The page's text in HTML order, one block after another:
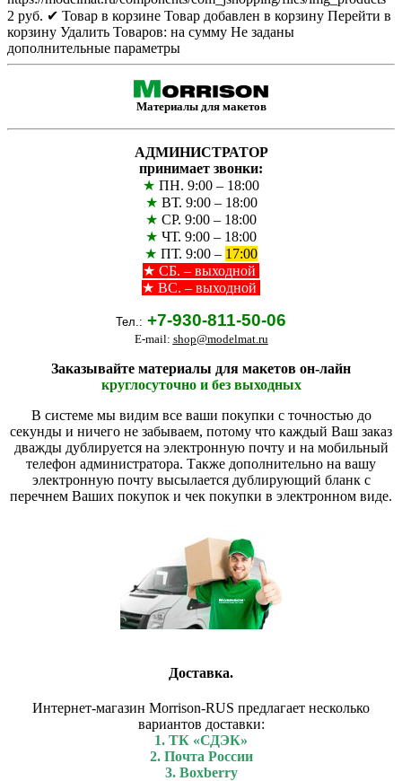
2 руб. ✔ Товар в корзине Товар добавлен в корзину Перейти в
корзину Удалить Товаров: на сумму Не заданы
дополнительные параметры
Материалы для макетов
АДМИНИСТРАТОР
принимает звонки:
★ ПН. 9:00 – 18:00
★ ВТ. 9:00 – 18:00
★ СР. 9:00 – 18:00
★ ЧТ. 9:00 – 18:00
★ ПТ. 9:00 – 17:00
★ СБ. – выходной
★ ВС. – выходной
Тел.: +7-930-811-50-06
E-mail: shop@modelmat.ru
Заказывайте материалы для макетов он-лайн
круглосуточно и без выходных
В системе мы видим все ваши покупки с точностью до
секунды и ничего не забываем, потому что каждый Ваш заказ
дважды дублируется на электронную почту и на мобильный
телефон администратора. Также дополнительно на вашу
электронную почту высылается дублирующий бланк с
перечнем Ваших покупок и чек покупки в электронном виде.
Доставка.
Интернет-магазин Morrison-RUS предлагает несколько
вариантов доставки:
1. ТК «СДЭК»
2. Почта России
3. Boxberry